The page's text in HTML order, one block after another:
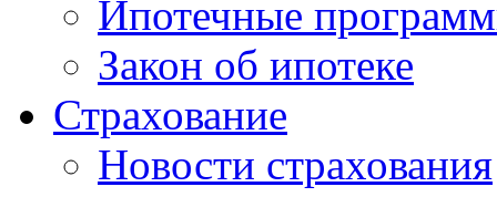
Ипотечные
Закон об ипотеке
Страхование
Новости страхования